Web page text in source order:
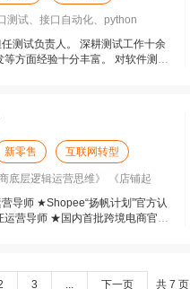
测试、接口自动化、python
测试负责人。 深耕测试工作十余
方面经验十分丰富。 对软件测试
新零售 互联网转型
底层逻辑运营思维》 《店铺起
导师 ★Shopee“扬帆计划”官方认
营导师 ★国内首批跨境电商官方
3 ... 下一页 共 7 页